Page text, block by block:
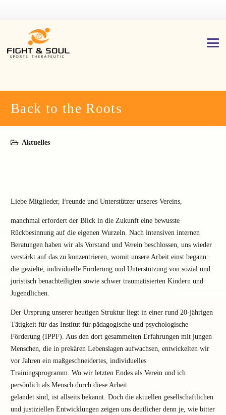
Back to the Roots
Aktuelles
Liebe Mitglieder, Freunde und Unterstützer unseres Vereins,
manchmal erfordert der Blick in die Zukunft eine bewusste
Rückbesinnung auf die eigenen Wurzeln. Nach intensiven internen
Beratungen haben wir als Vorstand und Verein beschlossen, uns wieder
verstärkt auf das zu konzentrieren, womit unsere Arbeit einst begann:
die gezielte, individuelle Förderung und Unterstützung von sozial und
juristisch benachteiligten sowie schwer traumatisierten Kindern und
Jugendlichen.
Der Ursprung unserer heutigen Struktur liegt in einer rund 20-jährigen
Tätigkeit für das Institut für pädagogische und psychologische
Förderung (IPPF). Aus den dort gesammelten Erfahrungen mit jungen
Menschen, die in prekären Lebenslagen aufwachsen, entwickelten wir
vor Jahren ein maßgeschneidertes, individuelles
Trainingsprogramm. Wo wir letzten Endes als Verein und ich
persönlich als Mensch durch diese Arbeit
gelandet sind, ist allseits bekannt. Doch die aktuellen gesellschaftlichen
und justiziellen Entwicklungen zeigen uns deutlicher denn je, wie bitter